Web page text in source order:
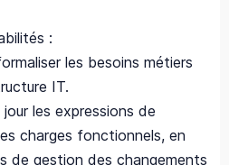
:
les besoins métiers
IT.
les expressions de
charges fonctionnels, en
de gestion des changements